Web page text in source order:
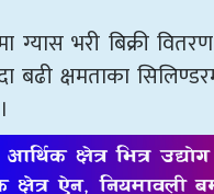
ग्यास भरी बिक्री
क्षमताका